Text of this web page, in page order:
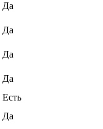
Да
Да
Да
Да
Есть
Да